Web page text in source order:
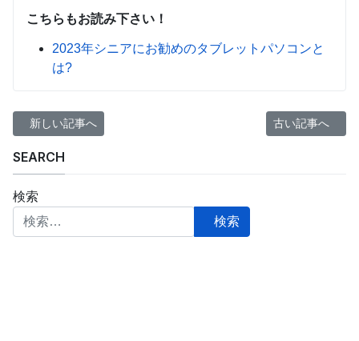
こちらもお読み下さい！
2023年シニアにお勧めのタブレットパソコンと
は?
前の記事へ: 何をすれば再就職先が見つかるのか？
新しい記事へ 次の記事へ: シ
古い記事へ
SEARCH
検索
検索